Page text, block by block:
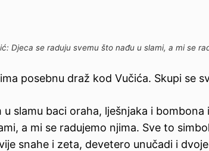
Djeca se raduju svemu što nađu u slami, a mi se
posebnu draž kod Vučića. Skupi se
u slamu baci oraha, lješnjaka i
a mi se radujemo njima. Sve to
snahe i zeta, devetero unučadi i